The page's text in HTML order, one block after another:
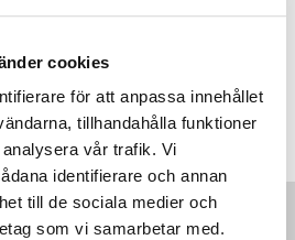
cookies
för att anpassa innehållet
tillhandahålla funktioner
vår trafik. Vi
identifierare och annan
till de sociala medier och
som vi samarbetar med.